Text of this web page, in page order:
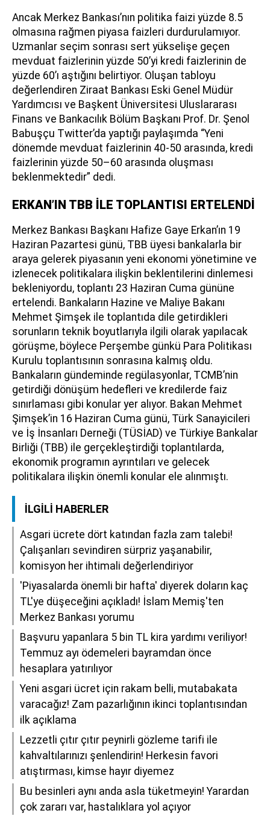
Ancak Merkez Bankası’nın politika faizi yüzde 8.5
olmasına rağmen piyasa faizleri durdurulamıyor.
Uzmanlar seçim sonrası sert yükselişe geçen
mevduat faizlerinin yüzde 50’yi kredi faizlerinin de
yüzde 60’ı aştığını belirtiyor. Oluşan tabloyu
değerlendiren Ziraat Bankası Eski Genel Müdür
Yardımcısı ve Başkent Üniversitesi Uluslararası
Finans ve Bankacılık Bölüm Başkanı Prof. Dr. Şenol
Babuşçu Twitter’da yaptığı paylaşımda “Yeni
dönemde mevduat faizlerinin 40-50 arasında, kredi
faizlerinin yüzde 50–60 arasında oluşması
beklenmektedir” dedi.
ERKAN’IN TBB İLE TOPLANTISI ERTELENDİ
Merkez Bankası Başkanı Hafize Gaye Erkan’ın 19
Haziran Pazartesi günü, TBB üyesi bankalarla bir
araya gelerek piyasanın yeni ekonomi yönetimine ve
izlenecek politikalara ilişkin beklentilerini dinlemesi
bekleniyordu, toplantı 23 Haziran Cuma gününe
ertelendi. Bankaların Hazine ve Maliye Bakanı
Mehmet Şimşek ile toplantıda dile getirdikleri
sorunların teknik boyutlarıyla ilgili olarak yapılacak
görüşme, böylece Perşembe günkü Para Politikası
Kurulu toplantısının sonrasına kalmış oldu.
Bankaların gündeminde regülasyonlar, TCMB’nin
getirdiği dönüşüm hedefleri ve kredilerde faiz
sınırlaması gibi konular yer alıyor. Bakan Mehmet
Şimşek’in 16 Haziran Cuma günü, Türk Sanayicileri
ve İş İnsanları Derneği (TÜSİAD) ve Türkiye Bankalar
Birliği (TBB) ile gerçekleştirdiği toplantılarda,
ekonomik programın ayrıntıları ve gelecek
politikalara ilişkin önemli konular ele alınmıştı.
İLGILI HABERLER
Asgari ücrete dört katından fazla zam talebi!
Çalışanları sevindiren sürpriz yaşanabilir,
komisyon her ihtimali değerlendiriyor
'Piyasalarda önemli bir hafta' diyerek doların kaç
TL'ye düşeceğini açıkladı! İslam Memiş'ten
Merkez Bankası yorumu
Başvuru yapanlara 5 bin TL kira yardımı veriliyor!
Temmuz ayı ödemeleri bayramdan önce
hesaplara yatırılıyor
Yeni asgari ücret için rakam belli, mutabakata
varacağız! Zam pazarlığının ikinci toplantısından
ilk açıklama
Lezzetli çıtır çıtır peynirli gözleme tarifi ile
kahvaltılarınızı şenlendirin! Herkesin favori
atıştırması, kimse hayır diyemez
Bu besinleri aynı anda asla tüketmeyin! Yarardan
çok zararı var, hastalıklara yol açıyor